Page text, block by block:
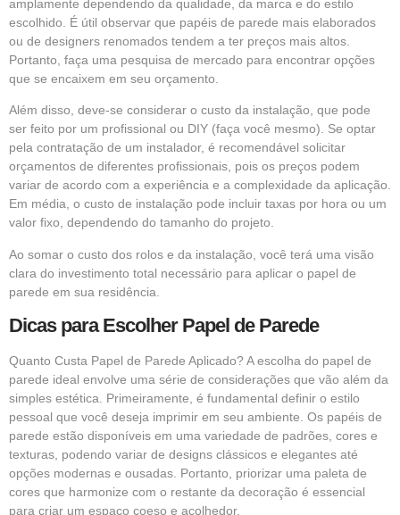
amplamente dependendo da qualidade, da marca e do estilo
escolhido. É útil observar que papéis de parede mais elaborados
ou de designers renomados tendem a ter preços mais altos.
Portanto, faça uma pesquisa de mercado para encontrar opções
que se encaixem em seu orçamento.
Além disso, deve-se considerar o custo da instalação, que pode
ser feito por um profissional ou DIY (faça você mesmo). Se optar
pela contratação de um instalador, é recomendável solicitar
orçamentos de diferentes profissionais, pois os preços podem
variar de acordo com a experiência e a complexidade da aplicação.
Em média, o custo de instalação pode incluir taxas por hora ou um
valor fixo, dependendo do tamanho do projeto.
Ao somar o custo dos rolos e da instalação, você terá uma visão
clara do investimento total necessário para aplicar o papel de
parede em sua residência.
Dicas para Escolher Papel de Parede
Quanto Custa Papel de Parede Aplicado? A escolha do papel de
parede ideal envolve uma série de considerações que vão além da
simples estética. Primeiramente, é fundamental definir o estilo
pessoal que você deseja imprimir em seu ambiente. Os papéis de
parede estão disponíveis em uma variedade de padrões, cores e
texturas, podendo variar de designs clássicos e elegantes até
opções modernas e ousadas. Portanto, priorizar uma paleta de
cores que harmonize com o restante da decoração é essencial
para criar um espaço coeso e acolhedor.